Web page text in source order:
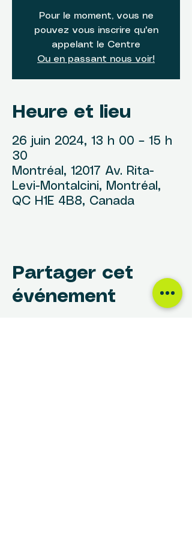
Pour le moment, vous ne
pouvez vous inscrire qu'en
appelant le Centre
Ou en passant nous voir!
Heure et lieu
26 juin 2024, 13 h 00 – 15 h
30
Montréal, 12017 Av. Rita-
Levi-Montalcini, Montréal,
QC H1E 4B8, Canada
Partager cet
événement